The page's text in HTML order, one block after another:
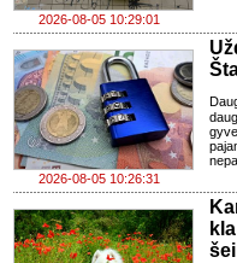
2026-08-05 10:29:01
2026-08-05 10:26:31